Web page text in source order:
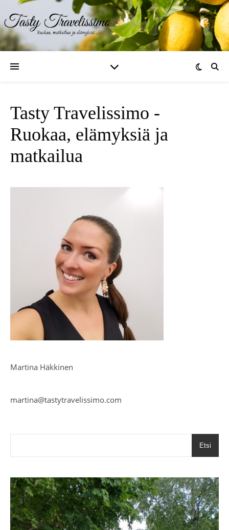
Tasty Travelissimo -
Ruokaa, elämyksiä ja
matkailua
Martina Häkkinen
martina@tastytravelissimo.com
Etsi